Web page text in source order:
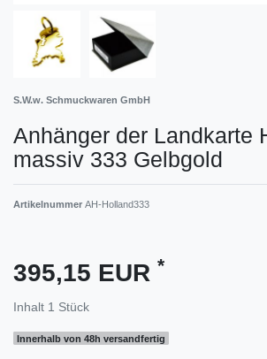
S.W.w. Schmuckwaren GmbH
Anhänger der Landkarte
massiv 333 Gelbgold
Artikelnummer AH-Holland333
395,15 EUR *
Inhalt 1 Stück
Innerhalb von 48h versandfertig